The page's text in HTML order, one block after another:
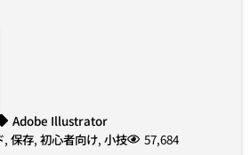
Adobe Illustrator
, 保存, 初心者向け, 小技 57,684